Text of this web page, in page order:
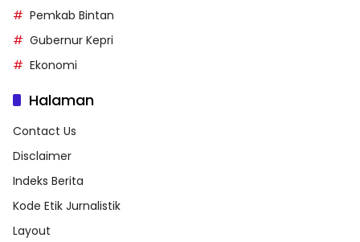
Pemkab Bintan
Gubernur Kepri
Ekonomi
Halaman
Contact Us
Disclaimer
Indeks Berita
Kode Etik Jurnalistik
Layout